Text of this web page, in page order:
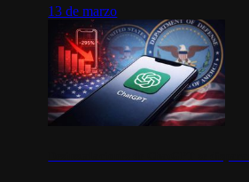
13 de marzo